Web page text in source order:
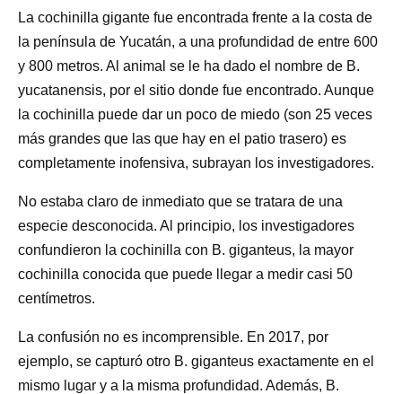
La cochinilla gigante fue encontrada frente a la costa de
la península de Yucatán, a una profundidad de entre 600
y 800 metros. Al animal se le ha dado el nombre de B.
yucatanensis, por el sitio donde fue encontrado. Aunque
la cochinilla puede dar un poco de miedo (son 25 veces
más grandes que las que hay en el patio trasero) es
completamente inofensiva, subrayan los investigadores.
No estaba claro de inmediato que se tratara de una
especie desconocida. Al principio, los investigadores
confundieron la cochinilla con B. giganteus, la mayor
cochinilla conocida que puede llegar a medir casi 50
centímetros.
La confusión no es incomprensible. En 2017, por
ejemplo, se capturó otro B. giganteus exactamente en el
mismo lugar y a la misma profundidad. Además, B.